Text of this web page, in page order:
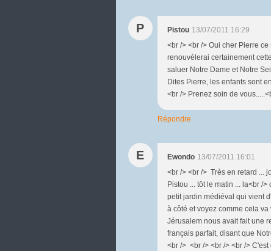
P Pistou 13/07/2011 16:29
<br /> <br /> Oui cher Pierre
renouvèlerai certainement
saluer Notre Dame et Notre
Dites Pierre, les enfants sont
<br /> Prenez soin de
Répondre
E Ewondo 13/07/2011 16:01
<br /> <br /> Très en retard ...
Pistou ... tôt le matin ... la<br /
petit jardin médiéval qui vient
à côté et voyez comme cela
Jérusalem nous avait fait une
français parfait, disant que
<br /> <br /> <br /> <br />